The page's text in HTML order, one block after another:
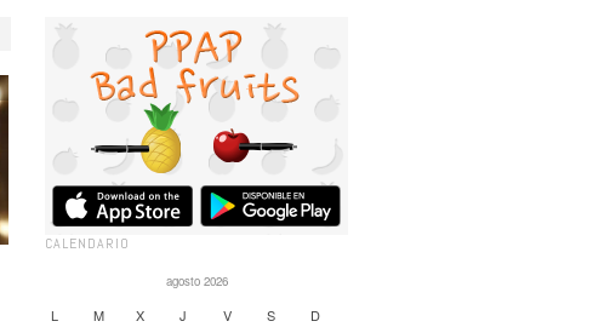
CALENDARIO
agosto 2026
L M X J V S D